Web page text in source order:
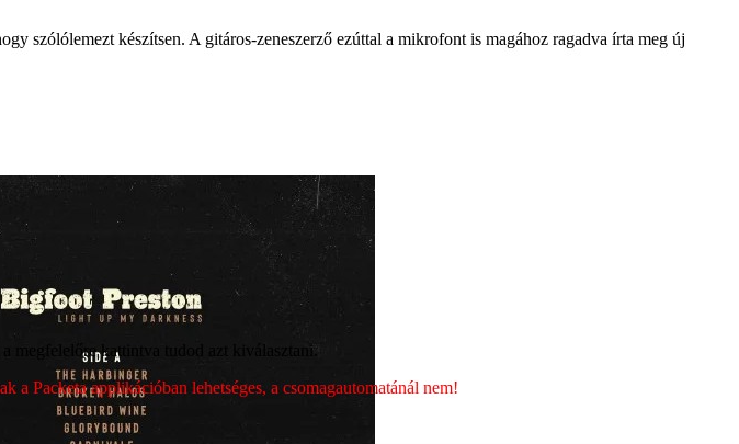
szólólemezt készítsen. A gitáros-zeneszerző ezúttal a mikrofont is magához ragadva írta meg új
megfelelőre kattintva tudod azt kiválasztani.
Packeta applikációban lehetséges, a csomagautomatánál nem!